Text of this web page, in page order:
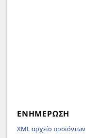
ΕΝΗΜΈΡΩΣΗ
XML αρχείο προϊόντων